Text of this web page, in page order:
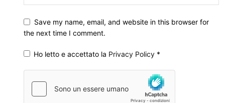
Save my name, email, and website in this browser for
the next time I comment.
Ho letto e accettato la Privacy Policy *